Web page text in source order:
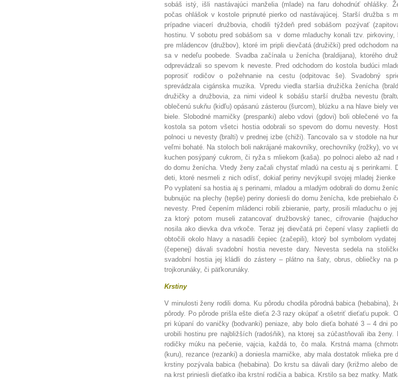
sobáš istý, išli nastávajúci manželia (mlade) na faru dohodnúť ohlášky.
počas ohlášok v kostole pripnuté pierko od nastávajúcej. Starší družba s
prípadne viacerí družbovia, chodili týždeň pred sobášom pozývať
hostinu. V sobotu pred sobášom sa v dome mladuchy konali tzv. pirkoviny,
pre mládencov (družbov), ktoré im pripli dievčatá (družički) pred odchodom
sa v nedeľu poobede. Svadba začínala u ženícha (braldijana), ktorého
odprevádzali so spevom k neveste. Pred odchodom do kostola budúci
poprosiť rodičov o požehnanie na cestu (odpitovac še). Svadobný
sprevádzala cigánska muzika. Vpredu viedla staršia družička ženícha
družičky a družbovia, za nimi videol k sobášu starší družba nevestu
oblečenú sukňu (kidľu) opásanú zásterou (šurcom), blúzku a na hlave biely
biele. Slobodné mamičky (prespanki) alebo vdovi (gdovi) boli oblečené vo
kostola sa potom všetci hostia odobrali so spevom do domu nevesty.
polnoci u nevesty (bralti) v prednej izbe (chiži). Tancovalo sa v stodole na
veľmi bohaté. Na stoloch boli nakrájané makovníky, orechovníky (rožky), vo
kuchen posýpaný cukrom, či ryža s mliekom (kaša). po polnoci alebo až nad
do domu ženícha. Vtedy ženy začali chystať mladú na cestu aj s perinkami.
deti, ktoré nesmeli z nich odísť, dokiaľ periny nevýkupil svojej mladej žienke
Po vyplatení sa hostia aj s perinami, mladou a mladým odobrali do domu
bubnujúc na plechy (tepše) periny doniesli do domu ženícha, kde prebiehalo
nevesty. Pred čepením mládenci robili zbieranie, party, prosili mladuchu o
za ktorý potom museli zatancovať družbovský tanec, cifrovanie
nosila ako dievka dva vrkoče. Teraz jej dievčatá pri čepení vlasy zaplietli
obtočili okolo hlavy a nasadili čepiec (začepili), ktorý bol symbolom
(čepenej) dávali svadobní hostia neveste dary. Nevesta sedela na
svadobní hostia jej kládli do zástery – plátno na šaty, obrus, obliečky na
trojkorunáky, či päťkorunáky.
Krstiny
V minulosti ženy rodili doma. Ku pôrodu chodila pôrodná babica (hebabina),
pôrody. Po pôrode prišla ešte dieťa 2-3 razy okúpať a ošetriť dieťaťu pupok.
pri kúpaní do vaničky (bodvanki) peniaze, aby bolo dieťa bohaté 3 – 4 dni
urobili hostinu pre najbližších (radośňik), na ktorej sa zúčastňovali iba ženy.
rodičky múku na pečenie, vajcia, každá to, čo mala. Krstná mama
(kuru), rezance (rezanki) a doniesla mamičke, aby mala dostatok mlieka pre
krstiny pozývala babica (hebabina). Do krstu sa dávali dary (križmo alebo
na krst priniesli dieťatko iba krstní rodičia a babica. Krstilo sa bez matky.